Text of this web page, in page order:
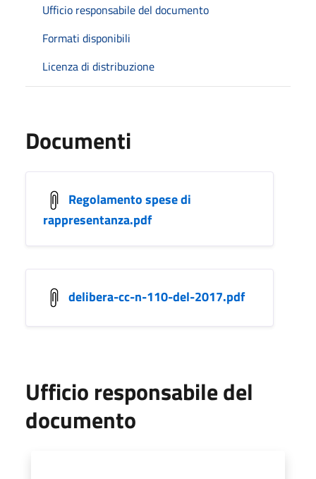
Ufficio responsabile del documento
Formati disponibili
Licenza di distribuzione
Documenti
Regolamento spese di
rappresentanza.pdf
delibera-cc-n-110-del-2017.pdf
Ufficio responsabile del
documento